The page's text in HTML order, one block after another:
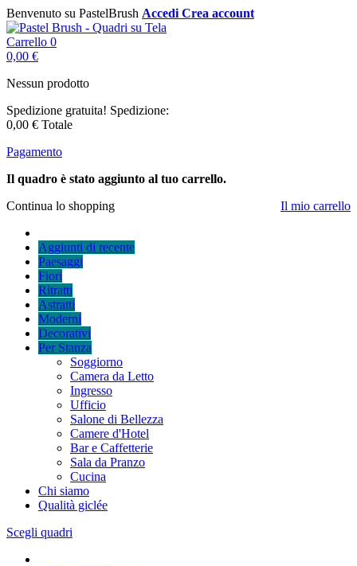
Benvenuto su PastelBrush Accedi Crea account
Carrello 0
0,00 €
Nessun prodotto
Spedizione gratuita! Spedizione:
0,00 € Totale
Pagamento
Il quadro è stato aggiunto al tuo carrello.
Continua lo shopping
Il mio carrello
Aggiunti di recente
Paesaggi
Fiori
Ritratti
Astratti
Moderni
Decorativi
Per Stanza
Soggiorno
Camera da Letto
Ingresso
Ufficio
Salone di Bellezza
Camere d'Hotel
Bar e Caffetterie
Sala da Pranzo
Cucina
Chi siamo
Qualità giclée
Scegli quadri